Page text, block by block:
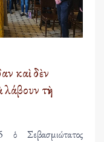
καὶ δὲν
τὴν
Σεβασμιώτατος